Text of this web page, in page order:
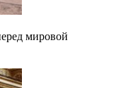
мировой